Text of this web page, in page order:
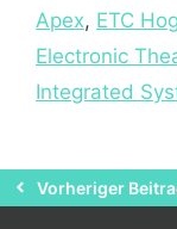
Apex, ETC Hog
Electronic
Integrated
Vorheriger